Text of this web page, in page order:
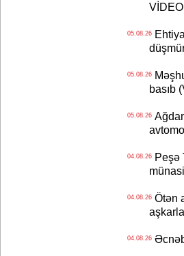
VİDEO
05.08.26
05.08.26
basıb
05.08.26
04.08.26Peşə
04.08.26Ötən
04.08.26